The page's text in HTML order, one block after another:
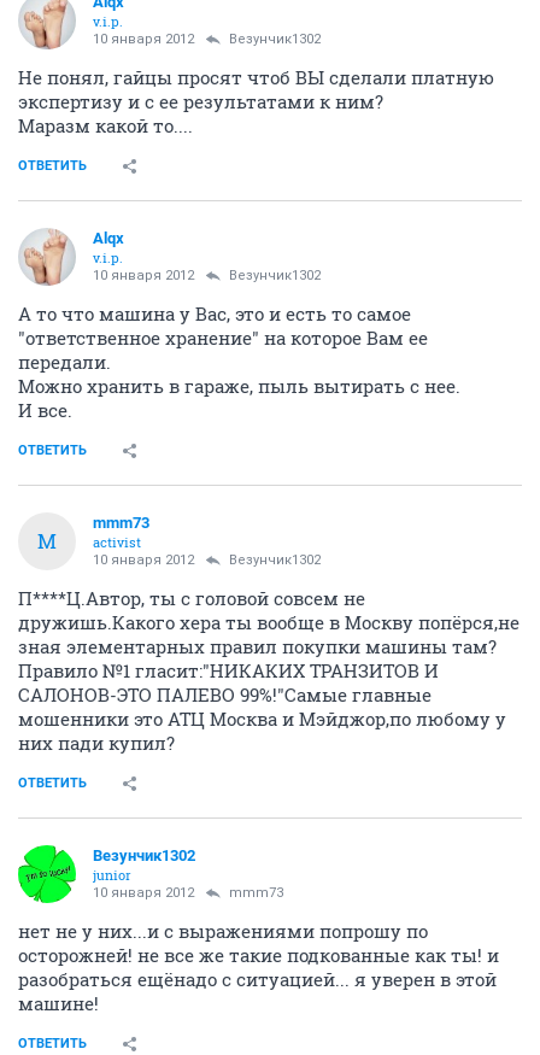
v.i.p.
10 января 2012 Везунчик1302
Не понял, гайцы просят чтоб ВЫ сделали платную
экспертизу и с ее результатами к ним?
Маразм какой то....
ОТВЕТИТЬ
Alqx
v.i.p.
10 января 2012 Везунчик1302
А то что машина у Вас, это и есть то самое
"ответственное хранение" на которое Вам ее
передали.
Можно хранить в гараже, пыль вытирать с нее.
И все.
ОТВЕТИТЬ
M
mmm73
activist
10 января 2012 Везунчик1302
П****Ц.Автор, ты с головой совсем не
дружишь.Какого хера ты вообще в Москву попёрся,не
зная элементарных правил покупки машины там?
Правило №1 гласит:"НИКАКИХ ТРАНЗИТОВ И
САЛОНОВ-ЭТО ПАЛЕВО 99%!"Самые главные
мошенники это АТЦ Москва и Мэйджор,по любому у
них пади купил?
ОТВЕТИТЬ
Везунчик1302
junior
10 января 2012 mmm73
нет не у них...и с выражениями попрошу по
осторожней! не все же такие подкованные как ты! и
разобраться ещёнадо с ситуацией... я уверен в этой
машине!
ОТВЕТИТЬ